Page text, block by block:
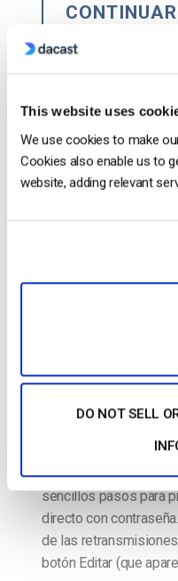
This website uses
We use cookies to make
Cookies also enable us to
website, adding relevant
DO NOT SELL
Configuración de
Dacast
Dacast es una
proteger con
retransmisión en
sencillos pasos para
directo con
de las
botón Editar (que